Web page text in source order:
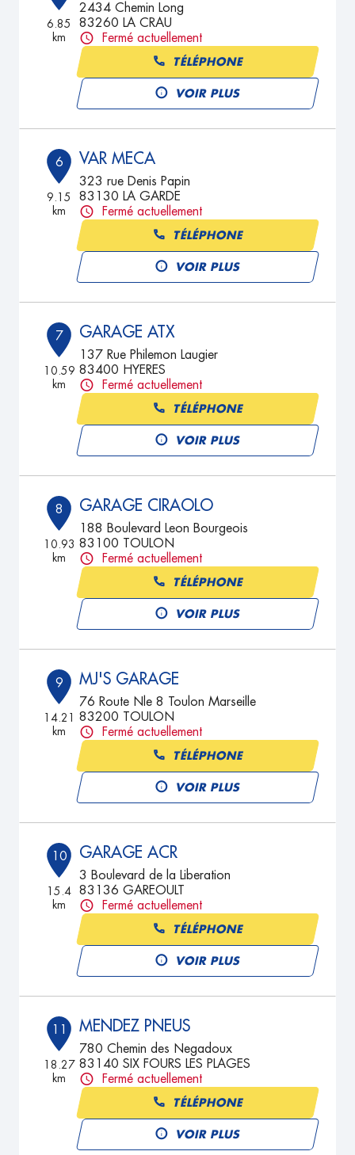
6.85
km
2434 Chemin Long
83260 LA CRAU
Fermé actuellement
TÉLÉPHONE
VOIR PLUS
6
9.15
km
VAR MECA
323 rue Denis Papin
83130 LA GARDE
Fermé actuellement
TÉLÉPHONE
VOIR PLUS
7
10.59
km
GARAGE ATX
137 Rue Philemon Laugier
83400 HYERES
Fermé actuellement
TÉLÉPHONE
VOIR PLUS
8
10.93
km
GARAGE CIRAOLO
188 Boulevard Leon Bourgeois
83100 TOULON
Fermé actuellement
TÉLÉPHONE
VOIR PLUS
9
14.21
km
MJ'S GARAGE
76 Route Nle 8 Toulon Marseille
83200 TOULON
Fermé actuellement
TÉLÉPHONE
VOIR PLUS
10
15.4
km
GARAGE ACR
3 Boulevard de la Liberation
83136 GAREOULT
Fermé actuellement
TÉLÉPHONE
VOIR PLUS
11
18.27
km
MENDEZ PNEUS
780 Chemin des Negadoux
83140 SIX FOURS LES PLAGES
Fermé actuellement
TÉLÉPHONE
VOIR PLUS